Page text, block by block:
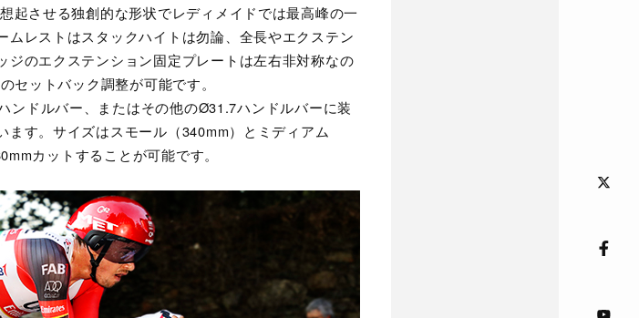
起させる独創的な形状でレディメイドでは最高峰の一
レストはスタックハイトは勿論、全長やエクステン
のエクステンション固定プレートは左右非対称なの
セットバック調整が可能です。
ドルバー、またはその他のØ31.7ハンドルバーに装
す。サイズはスモール（340mm）とミディアム
カットすることが可能です。